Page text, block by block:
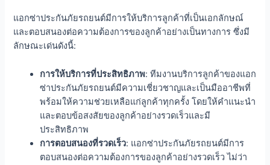
แอกซ่าประกันภัยรถยนต์มีการให้บริการลูกค้าที่เป็นเอกลักษณ์
และตอบสนองต่อความต้องการของลูกค้าอย่างเป็นทางการ ซึ่งมี
ลักษณะเด่นดังนี้:
การให้บริการที่ประสิทธิภาพ: ทีมงานบริการลูกค้าของแอก
ซ่าประกันภัยรถยนต์มีความเชี่ยวชาญและเป็นมืออาชีพที่
พร้อมให้ความช่วยเหลือแก่ลูกค้าทุกครั้ง โดยให้คำแนะนำ
และตอบข้อสงสัยของลูกค้าอย่างรวดเร็วและมี
ประสิทธิภาพ
การตอบสนองที่รวดเร็ว: แอกซ่าประกันภัยรถยนต์มีการ
ตอบสนองต่อความต้องการของลูกค้าอย่างรวดเร็ว ไม่ว่า